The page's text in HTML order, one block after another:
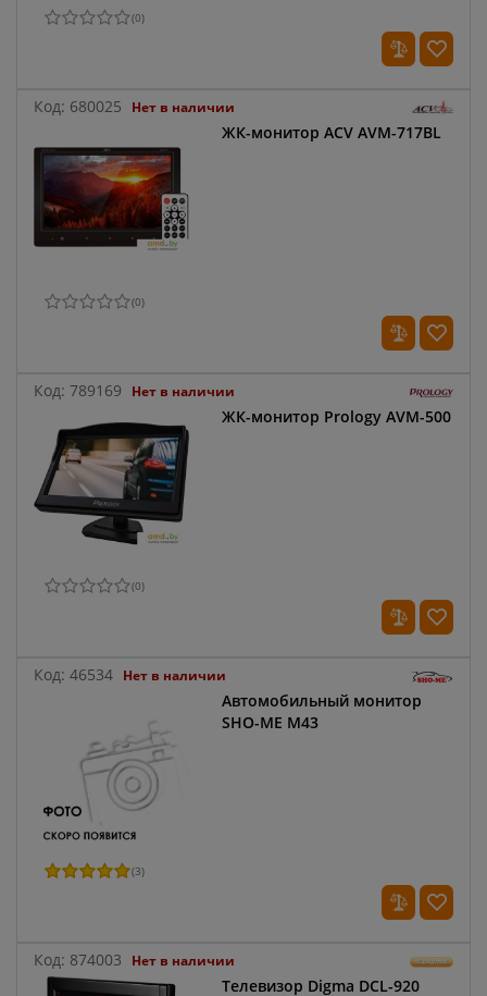
(0)
Код: 680025 Нет в наличии
ЖК-монитор ACV AVM-717BL
(0)
Код: 789169 Нет в наличии
ЖК-монитор Prology AVM-500
(0)
Код: 46534 Нет в наличии
Автомобильный монитор
SHO-ME M43
(3)
Код: 874003 Нет в наличии
Телевизор Digma DCL-920